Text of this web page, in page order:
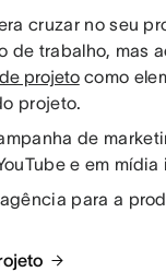
cruzar no seu
de trabalho, mas
projetocomo
projeto.
de
e em mídia
para a